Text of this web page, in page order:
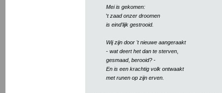
Mei is gekomen:
't zaad onzer droomen
is eind'lijk gestrooid.
Wij zijn door 't nieuwe aangeraakt
- wat deert het dan te sterven,
gesmaad, berooid?-
En is een krachtig volk ontwaakt
met runen op zijn erven.